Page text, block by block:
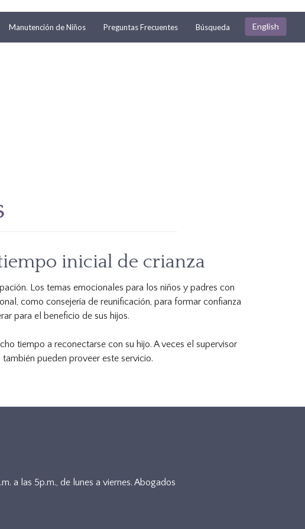
Manutención de Niños Preguntas Frecuentes Búsqueda English
inicial de crianza
Los temas emocionales para los niños y padres con
como consejería de reunificación, para formar confianza
para el beneficio de sus hijos.
tiempo a reconectarse con su hijo. A veces el supervisor
pueden proveer este servicio.
a las 5p.m., de lunes a viernes. Abogados